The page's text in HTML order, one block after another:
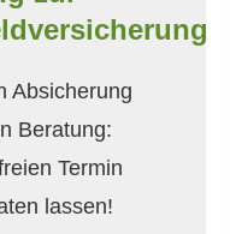
Absicherung
Beratung:
Termin
lassen!